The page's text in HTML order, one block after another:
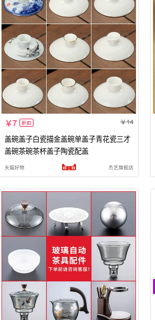
7 折扣 14
盖碗盖子白瓷描金盖碗单盖子青花瓷三才
盖碗茶碗茶杯盖子陶瓷配盖
天猫好物 杰艺旗舰店